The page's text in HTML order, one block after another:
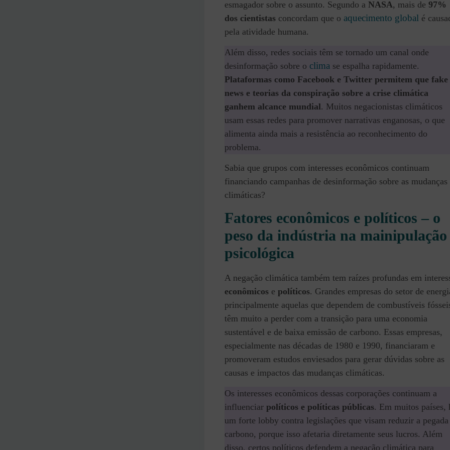
esmagador sobre o assunto. Segundo a NASA, mais de 97%
dos cientistas concordam que o aquecimento global é
pela atividade humana.
Além disso, redes sociais têm se tornado um canal onde
desinformação sobre o clima se espalha rapidamente.
Plataformas como Facebook e Twitter permitem que fake
news e teorias da conspiração sobre a crise climática
ganhem alcance mundial. Muitos negacionistas climáticos
usam essas redes para promover narrativas enganosas, o que
alimenta ainda mais a resistência ao reconhecimento do
problema.
Sabia que grupos com interesses econômicos continuam
financiando campanhas de desinformação sobre as mudanças
climáticas?
Fatores econômicos e políticos – o
peso da indústria na mainipulação
psicológica
A negação climática também tem raízes profundas em
econômicos e políticos. Grandes empresas do setor de
principalmente aquelas que dependem de combustíveis
têm muito a perder com a transição para uma economia
sustentável e de baixa emissão de carbono. Essas empresas,
especialmente nas décadas de 1980 e 1990, financiaram e
promoveram estudos enviesados para gerar dúvidas sobre as
causas e impactos das mudanças climáticas.
Os interesses econômicos dessas corporações continuam a
influenciar políticos e políticas públicas. Em muitos países,
um forte lobby contra legislações que visam reduzir a pegada
carbono, porque isso afetaria diretamente seus lucros. Além
disso, certos políticos defendem a negação climática para